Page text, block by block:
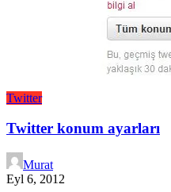
Twitter
Twitter konum ayarları
Murat
Eyl 6, 2012